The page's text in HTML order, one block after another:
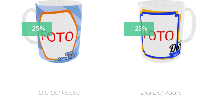
- 25%
Dia Del Padre
- 25%
Dia Del Padre